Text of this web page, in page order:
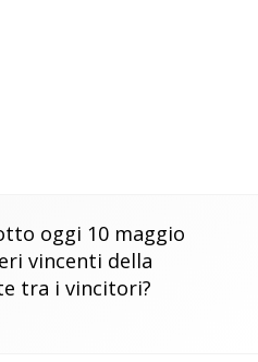
oggi 10 maggio
vincenti della
tra i vincitori?